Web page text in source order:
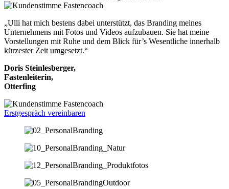
„Ulli hat mich bestens dabei unterstützt, das Branding meines
Unternehmens mit Fotos und Videos aufzubauen. Sie hat meine
Vorstellungen mit Ruhe und dem Blick für’s Wesentliche innerhalb
kürzester Zeit umgesetzt.“
Doris Steinlesberger,
Fastenleiterin,
Otterfing
Erstgespräch vereinbaren